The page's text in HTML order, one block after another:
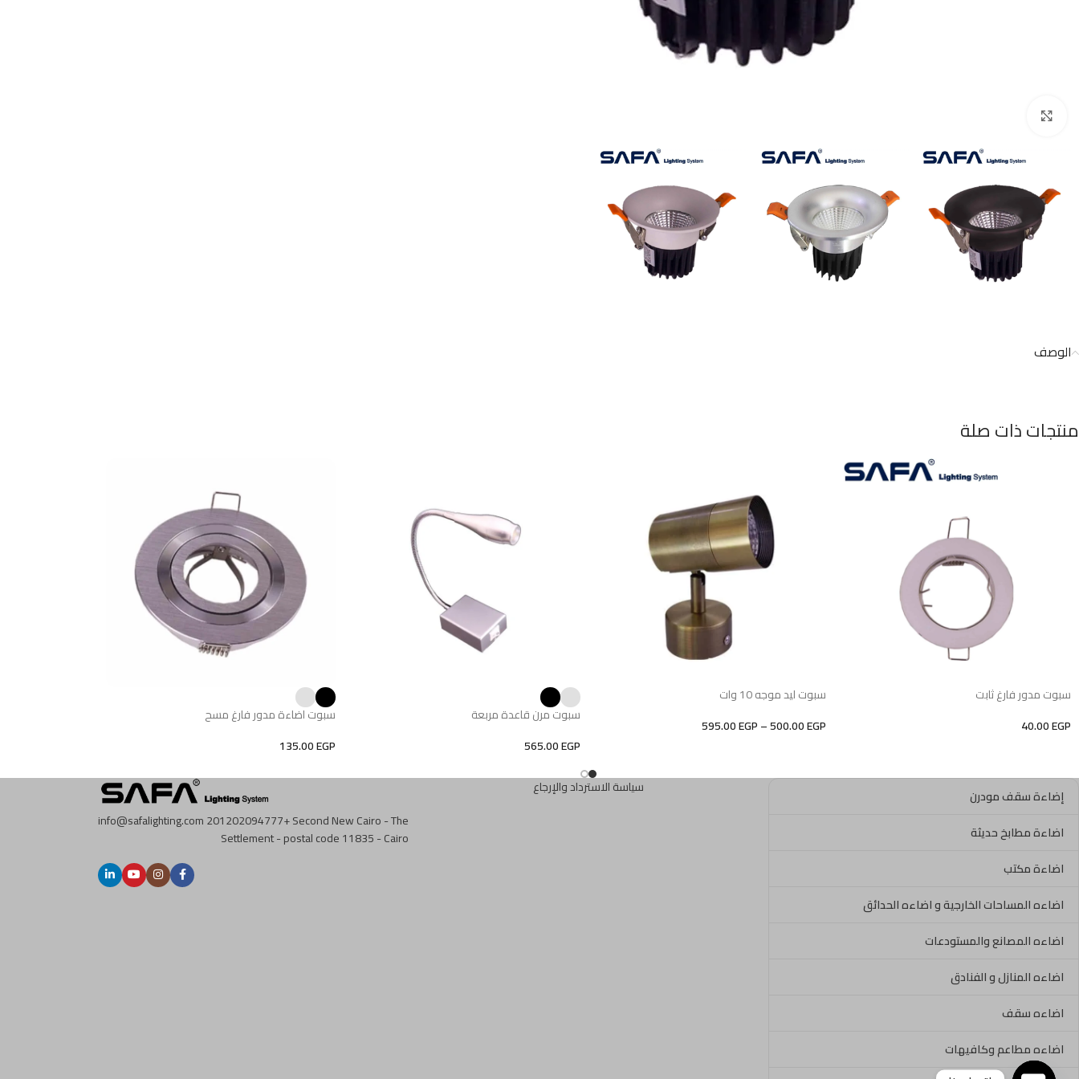
الوصف
منتجات ذات صلة
سبوت مدور فارغ ثابت
40.00EGP
سبوت ليد موجه 10 وات
500.00EGP
–
595.00EGP
سبوت مرن قاعدة مربعة
565.00EGP
سبوت اضاءة مدور فارغ مسح
135.00EGP
info@safalighting.com201202094777+Second New Cairo - The
Settlement - postal code 11835 - Cairo
سياسة الاسترداد والإرجاع
إضاءة سقف مودرن
اضاءة مطابخ حديثة
اضاءة مكتب
اضاءه المساحات الخارجية و اضاءه الحدائق
اضاءه المصانع والمستودعات
اضاءه المنازل و الفنادق
اضاءه سقف
اضاءه مطاعم وكافيهات